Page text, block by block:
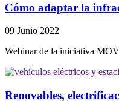
Cómo adaptar la
09 Junio 2022
Webinar de la iniciativa
Renovables,